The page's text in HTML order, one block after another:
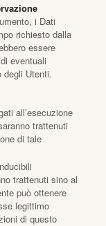
i Dati
richiesto dalla
essere
eventuali
degli Utenti.
all’esecuzione
trattenuti
di tale
trattenuti sino al
può ottenere
legittimo
di questo